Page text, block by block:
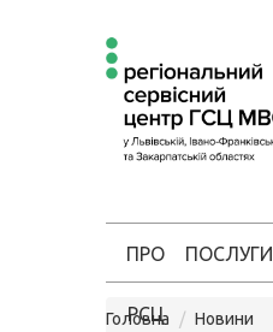
ПРО
РСЦ
ПОСЛУГИ
Головна
Новини